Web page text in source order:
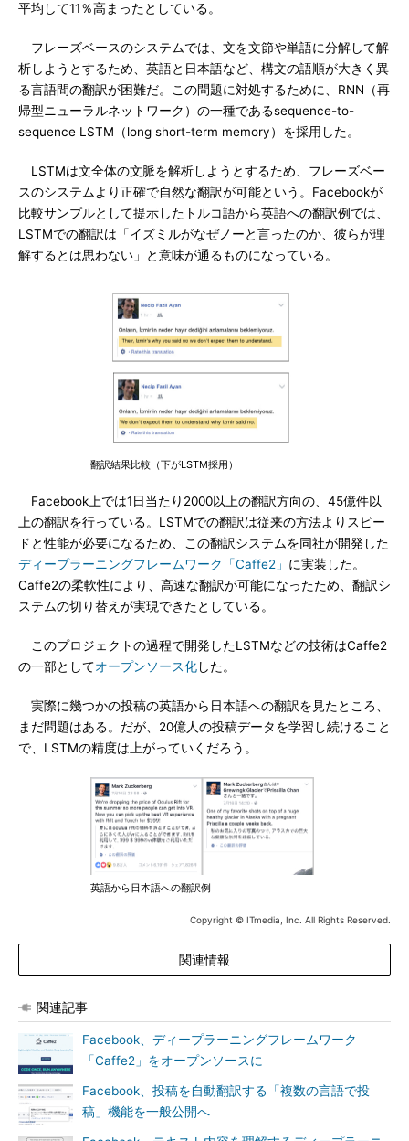
平均して11％高まったとしている。
フレーズベースのシステムでは、文を文節や単語に分解して解
析しようとするため、英語と日本語など、構文の語順が大きく異
る言語間の翻訳が困難だ。この問題に対処するために、RNN（再
帰型ニューラルネットワーク）の一種であるsequence-to-
sequence LSTM（long short-term memory）を採用した。
LSTMは文全体の文脈を解析しようとするため、フレーズベー
スのシステムより正確で自然な翻訳が可能という。Facebookが
比較サンプルとして提示したトルコ語から英語への翻訳例では、
LSTMでの翻訳は「イズミルがなぜノーと言ったのか、彼らが理
解するとは思わない」と意味が通るものになっている。
翻訳結果比較（下がLSTM採用）
Facebook上では1日当たり2000以上の翻訳方向の、45億件以
上の翻訳を行っている。LSTMでの翻訳は従来の方法よりスピー
ドと性能が必要になるため、この翻訳システムを同社が開発した
ディープラーニングフレームワーク「Caffe2」 に実装した。
Caffe2の柔軟性により、高速な翻訳が可能になったため、翻訳シ
ステムの切り替えが実現できたとしている。
このプロジェクトの過程で開発したLSTMなどの技術はCaffe2
の一部としてオープンソース化した。
実際に幾つかの投稿の英語から日本語への翻訳を見たところ、
まだ問題はある。だが、20億人の投稿データを学習し続けること
で、LSTMの精度は上がっていくだろう。
英語から日本語への翻訳例
Copyright © ITmedia, Inc. All Rights Reserved.
関連情報
関連記事
Facebook、ディープラーニングフレームワーク
「Caffe2」をオープンソースに
Facebook、投稿を自動翻訳する「複数の言語で投
稿」機能を一般公開へ